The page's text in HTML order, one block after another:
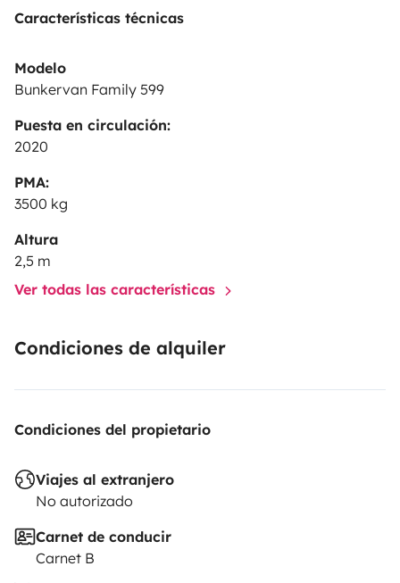
Características técnicas
Modelo
Bunkervan Family 599
Puesta en circulación:
2020
PMA:
3500 kg
Altura
2,5 m
Ver todas las características
Condiciones de alquiler
Condiciones del propietario
Viajes al extranjero
No autorizado
Carnet de conducir
Carnet B